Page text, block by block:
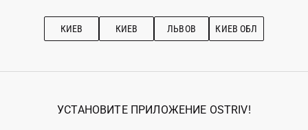
Рекомендации по уходу
КИЕВ КИЕВ ЛЬВОВ КИЕВ ОБЛ
УСТАНОВИТЕ ПРИЛОЖЕНИЕ OSTRIV!